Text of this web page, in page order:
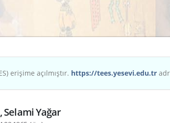
erişime açılmıştır. https://tees.yesevi.edu.tr
Selami Yağar